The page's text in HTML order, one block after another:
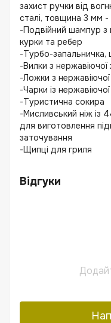
захист ручки від
сталі, товщина 3 мм
-Подвійний шампур з
курки та ребер
-Турбо-запальничка,
-Вилки з нержавіючої
-Ложки з
-Чарки із
-Туристична сокира
-Мисливський ніж із
для виготовлення
заточування
-Щипці для гриля
Відгуки